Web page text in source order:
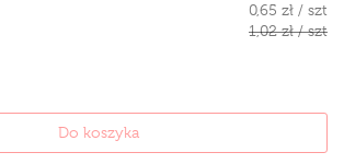
0,65 zł / szt
1,02 zł / szt
Do koszyka